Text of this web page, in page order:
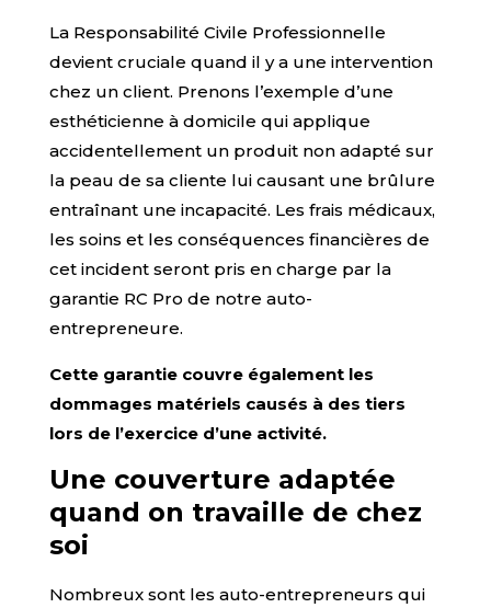
La Responsabilité Civile Professionnelle
devient cruciale quand il y a une intervention
chez un client. Prenons l’exemple d’une
esthéticienne à domicile qui applique
accidentellement un produit non adapté sur
la peau de sa cliente lui causant une brûlure
entraînant une incapacité. Les frais médicaux,
les soins et les conséquences financières de
cet incident seront pris en charge par la
garantie RC Pro de notre auto-
entrepreneure.
Cette garantie couvre également les
dommages matériels causés à des tiers
lors de l’exercice d’une activité.
Une couverture adaptée
quand on travaille de chez
soi
Nombreux sont les auto-entrepreneurs qui